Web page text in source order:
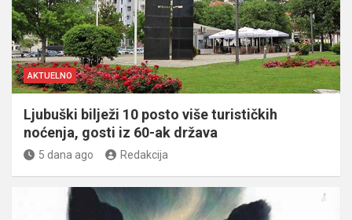
AKTUELNO
Ljubuški bilježi 10 posto više turističkih
noćenja, gosti iz 60-ak država
5 dana ago Redakcija